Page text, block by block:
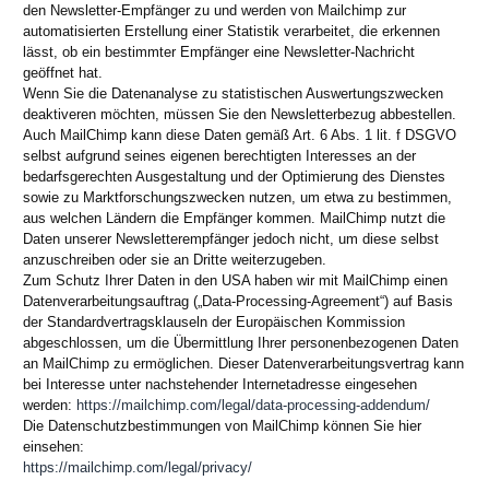
den Newsletter-Empfänger zu und werden von Mailchimp zur
automatisierten Erstellung einer Statistik verarbeitet, die erkennen
lässt, ob ein bestimmter Empfänger eine Newsletter-Nachricht
geöffnet hat.
Wenn Sie die Datenanalyse zu statistischen Auswertungszwecken
deaktiveren möchten, müssen Sie den Newsletterbezug abbestellen.
Auch MailChimp kann diese Daten gemäß Art. 6 Abs. 1 lit. f DSGVO
selbst aufgrund seines eigenen berechtigten Interesses an der
bedarfsgerechten Ausgestaltung und der Optimierung des Dienstes
sowie zu Marktforschungszwecken nutzen, um etwa zu bestimmen,
aus welchen Ländern die Empfänger kommen. MailChimp nutzt die
Daten unserer Newsletterempfänger jedoch nicht, um diese selbst
anzuschreiben oder sie an Dritte weiterzugeben.
Zum Schutz Ihrer Daten in den USA haben wir mit MailChimp einen
Datenverarbeitungsauftrag („Data-Processing-Agreement“) auf Basis
der Standardvertragsklauseln der Europäischen Kommission
abgeschlossen, um die Übermittlung Ihrer personenbezogenen Daten
an MailChimp zu ermöglichen. Dieser Datenverarbeitungsvertrag kann
bei Interesse unter nachstehender Internetadresse eingesehen
werden: https://mailchimp.com/legal/data-processing-addendum/
Die Datenschutzbestimmungen von MailChimp können Sie hier
einsehen:
https://mailchimp.com/legal/privacy/